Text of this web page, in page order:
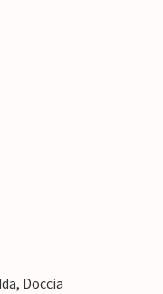
Doccia